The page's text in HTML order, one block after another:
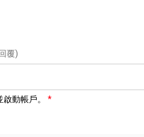
覆)
動帳戶。